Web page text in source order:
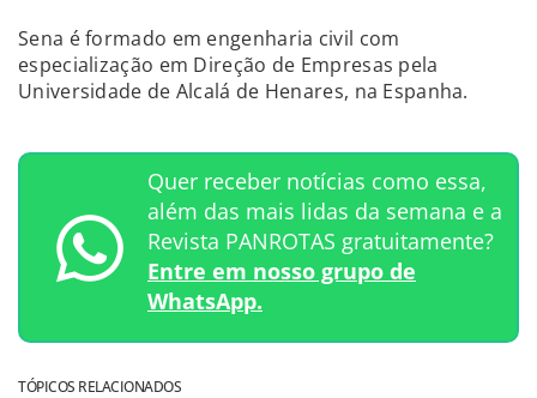
Sena é formado em engenharia civil com
especialização em Direção de Empresas pela
Universidade de Alcalá de Henares, na Espanha.
Quer receber notícias como essa,
além das mais lidas da semana e a
Revista PANROTAS gratuitamente?
Entre em nosso grupo de
WhatsApp.
TÓPICOS RELACIONADOS